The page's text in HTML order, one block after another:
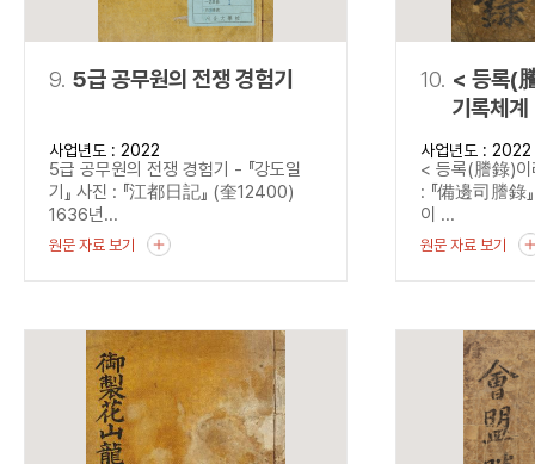
9. 5급 공무원의 전쟁 경험기
사업년도 : 2022
5급 공무원의 전쟁 경험기 - 『강도일
기』 사진 : 『江都日記』 (奎12400)
1636년...
원문 자료 보기
10. < 등록(
기록체
사업년도 : 2022
< 등록(謄錄)이
: 『備邊司謄錄
이 ...
원문 자료 보기